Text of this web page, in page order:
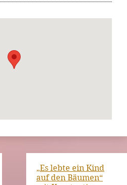
„Es lebte ein Kind
auf den Bäumen“